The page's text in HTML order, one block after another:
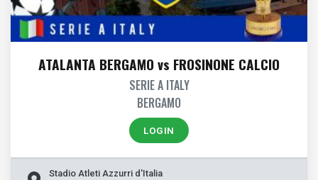
ATALANTA BERGAMO vs FROSINONE CALCIO
SERIE A ITALY
BERGAMO
LOGIN
Stadio Atleti Azzurri d'Italia